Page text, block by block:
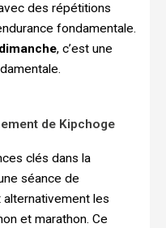
des répétitions
fondamentale.
dimanche, c’est une
de Kipchoge
clés dans la
séance de
alternativement les
et marathon. Ce